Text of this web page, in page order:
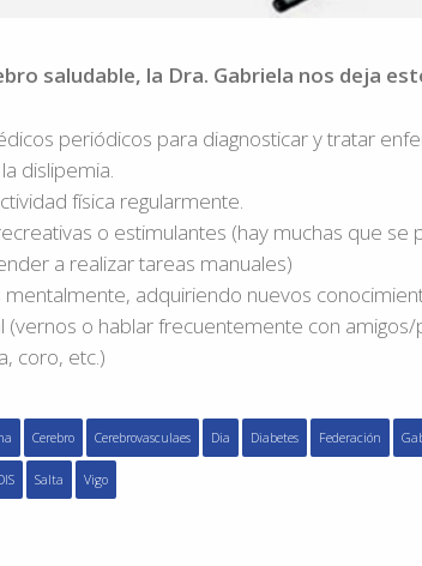
saludable, la Dra. Gabriela nos deja
periódicos para diagnosticar y tratar
dislipemia.
física regularmente.
o estimulantes (hay muchas que se
a realizar tareas manuales)
adquiriendo nuevos
(vernos o hablar frecuentemente con
coro, etc.)
Cerebro Cerebrovasculaes Dia Diabetes Federación
Salta Vigo